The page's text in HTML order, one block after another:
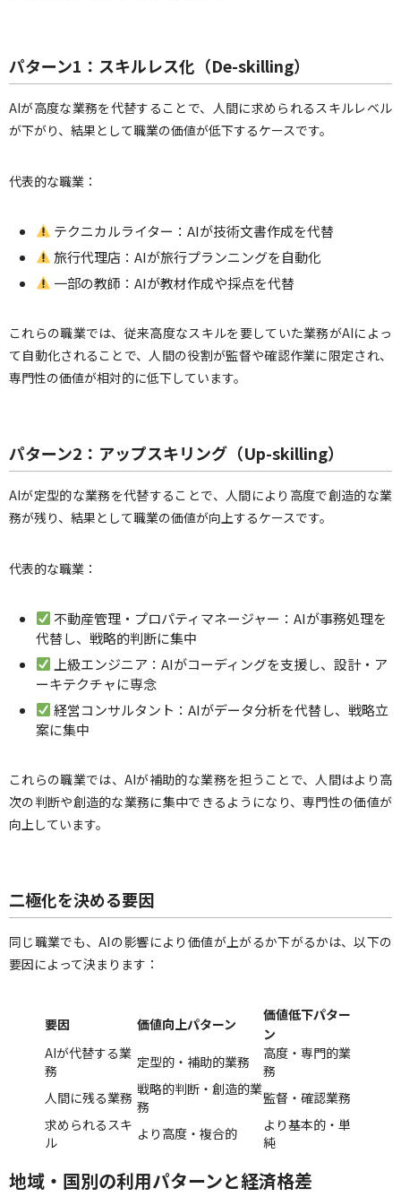
パターン1：スキルレス化（De-skilling）
AIが高度な業務を代替することで、人間に求められるスキルレベル
が下がり、結果として職業の価値が低下するケースです。
代表的な職業：
テクニカルライター：AIが技術文書作成を代替
旅行代理店：AIが旅行プランニングを自動化
一部の教師：AIが教材作成や採点を代替
これらの職業では、従来高度なスキルを要していた業務がAIによっ
て自動化されることで、人間の役割が監督や確認作業に限定され、
専門性の価値が相対的に低下しています。
パターン2：アップスキリング（Up-skilling）
AIが定型的な業務を代替することで、人間により高度で創造的な業
務が残り、結果として職業の価値が向上するケースです。
代表的な職業：
不動産管理・プロパティマネージャー：AIが事務処理を
代替し、戦略的判断に集中
上級エンジニア：AIがコーディングを支援し、設計・ア
ーキテクチャに専念
経営コンサルタント：AIがデータ分析を代替し、戦略立
案に集中
これらの職業では、AIが補助的な業務を担うことで、人間はより高
次の判断や創造的な業務に集中できるようになり、専門性の価値が
向上しています。
二極化を決める要因
同じ職業でも、AIの影響により価値が上がるか下がるかは、以下の
要因によって決まります：
要因 価値向上パターン
価値低下パター
ン
AIが代替する業
務
定型的・補助的業務
高度・専門的業
務
人間に残る業務 戦略的判断・創造的業
務
監督・確認業務
求められるスキ
ル
より高度・複合的
より基本的・単
純
地域・国別の利用パターンと経済格差